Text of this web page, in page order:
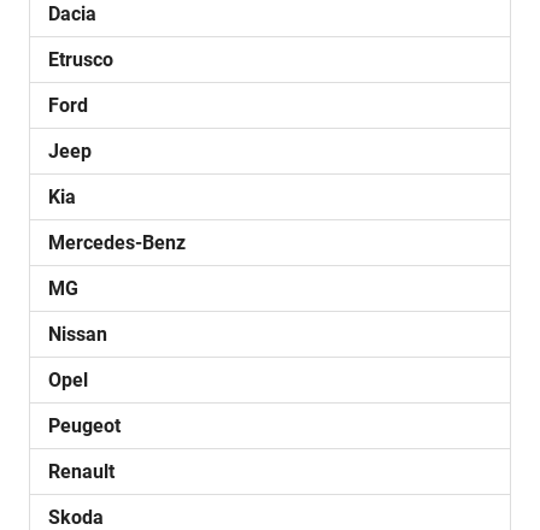
Dacia
Etrusco
Ford
Jeep
Kia
Mercedes-Benz
MG
Nissan
Opel
Peugeot
Renault
Skoda